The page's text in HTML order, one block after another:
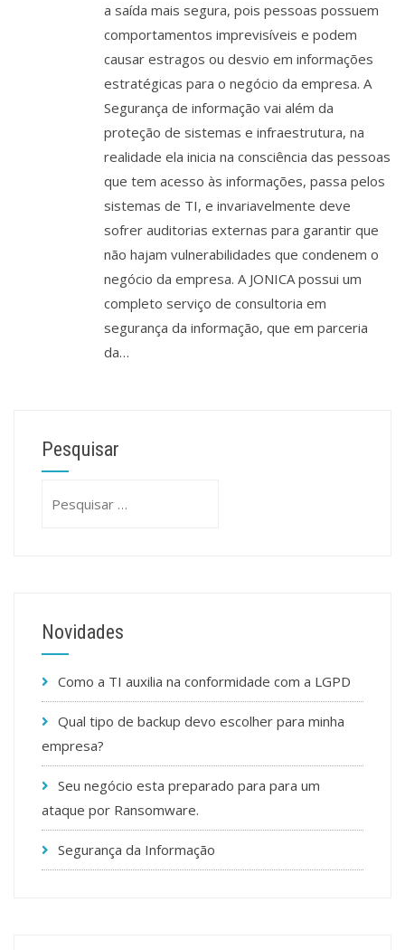
a saída mais segura, pois pessoas possuem
comportamentos imprevisíveis e podem
causar estragos ou desvio em informações
estratégicas para o negócio da empresa. A
Segurança de informação vai além da
proteção de sistemas e infraestrutura, na
realidade ela inicia na consciência das pessoas
que tem acesso às informações, passa pelos
sistemas de TI, e invariavelmente deve
sofrer auditorias externas para garantir que
não hajam vulnerabilidades que condenem o
negócio da empresa. A JONICA possui um
completo serviço de consultoria em
segurança da informação, que em parceria
da…
Pesquisar
por:
Novidades
Como a TI auxilia na conformidade com a LGPD
Qual tipo de backup devo escolher para minha
empresa?
Seu negócio esta preparado para para um
ataque por Ransomware.
Segurança da Informação